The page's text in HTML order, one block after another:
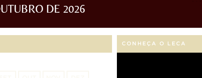
CONHEÇA O LECA